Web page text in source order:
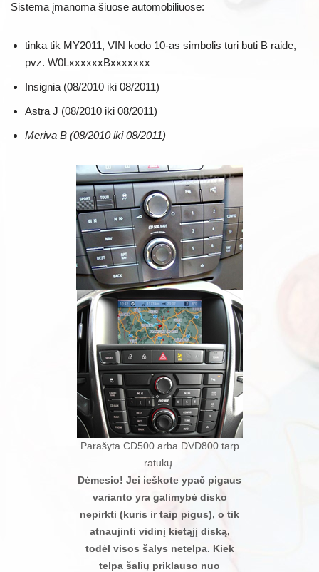
Sistema įmanoma šiuose automobiliuose:
tinka tik MY2011, VIN kodo 10-as simbolis turi buti B raide,
pvz. W0LxxxxxxBxxxxxxx
Insignia (08/2010 iki 08/2011)
Astra J (08/2010 iki 08/2011)
Meriva B (08/2010 iki 08/2011)
Parašyta CD500 arba DVD800 tarp
ratukų.
Dėmesio! Jei ieškote ypač pigaus
varianto yra galimybė disko
nepirkti (kuris ir taip pigus), o tik
atnaujinti vidinį kietąjį diską,
todėl visos šalys netelpa. Kiek
telpa šalių priklauso nuo